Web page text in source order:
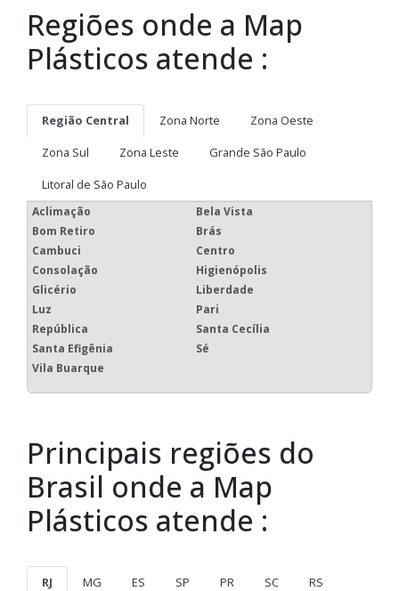
Regiões onde a Map
Plásticos atende :
Região Central Zona Norte
Zona Oeste
Zona Sul
Zona Leste
Grande São Paulo
Litoral de São Paulo
Aclimação
Bela Vista
Bom Retiro
Brás
Cambuci
Centro
Consolação
Higienópolis
Glicério
Liberdade
Luz
Pari
República
Santa Cecília
Santa Efigênia
Sé
Vila Buarque
Principais regiões do
Brasil onde a Map
Plásticos atende :
RJ MG ES SP PR SC
RS